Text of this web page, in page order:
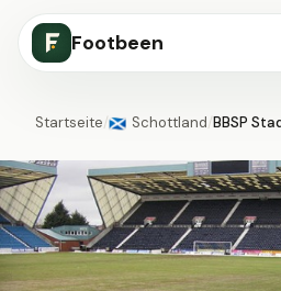
Footbeen
Startseite/🏴󠁧󠁢󠁳󠁣󠁴󠁿 Schottland/BBSP